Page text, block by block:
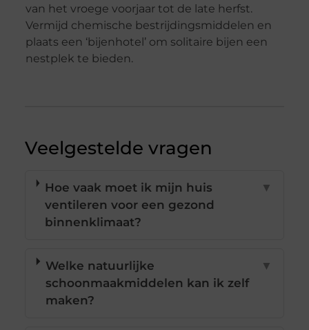
van het vroege voorjaar tot de late herfst.
Vermijd chemische bestrijdingsmiddelen en
plaats een ‘bijenhotel’ om solitaire bijen een
nestplek te bieden.
Veelgestelde vragen
Hoe vaak moet ik mijn huis
ventileren voor een gezond
binnenklimaat?
▼
Welke natuurlijke
schoonmaakmiddelen kan ik zelf
maken?
▼